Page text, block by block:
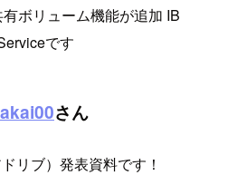
ボリューム機能が追加 IB
です
さん
リブ）発表資料です！